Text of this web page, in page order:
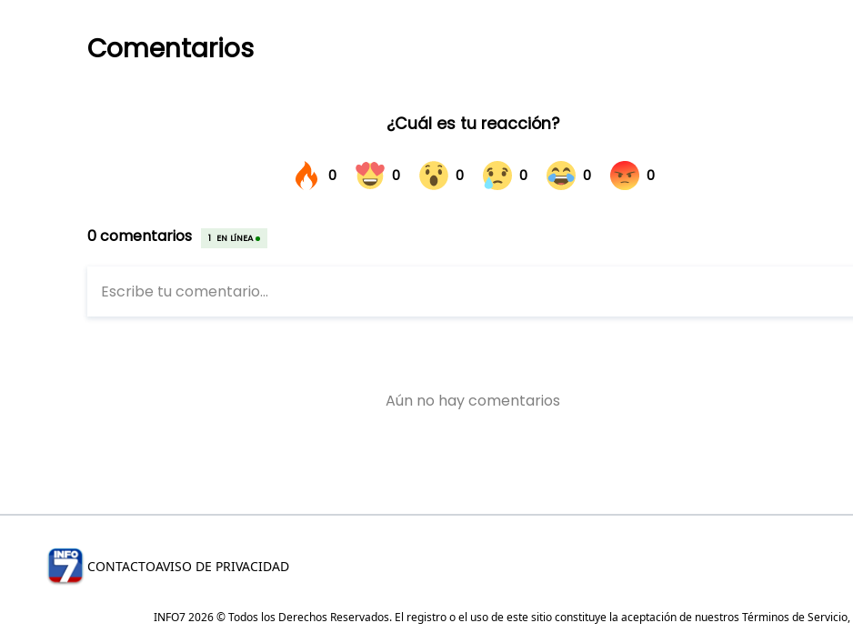
Comentarios
CONTACTOAVISO DE PRIVACIDAD
INFO7 2026 © Todos los Derechos Reservados. El registro o el uso de este sitio constituye la aceptación de nuestrosTérminos de Servicio,